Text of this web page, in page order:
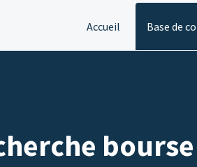
Accueil Base de
bourse